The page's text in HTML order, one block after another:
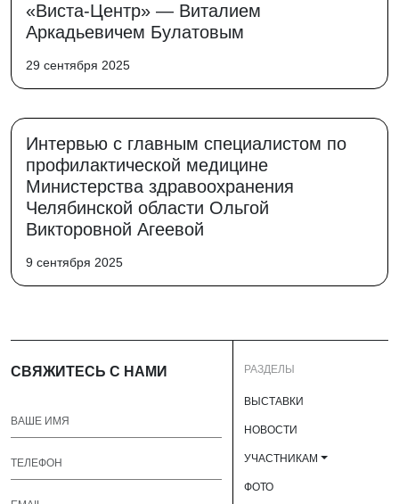
«Виста-Центр» — Виталием
Аркадьевичем Булатовым
29 сентября 2025
Интервью с главным специалистом по
профилактической медицине
Министерства здравоохранения
Челябинской области Ольгой
Викторовной Агеевой
9 сентября 2025
СВЯЖИТЕСЬ С НАМИ РАЗДЕЛЫ
ВЫСТАВКИ
НОВОСТИ
УЧАСТНИКАМ
ФОТО